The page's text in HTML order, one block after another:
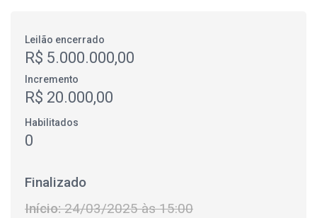
Leilão encerrado
R$ 5.000.000,00
Incremento
R$ 20.000,00
Habilitados
0
Finalizado
Início:24/03/2025 às 15:00